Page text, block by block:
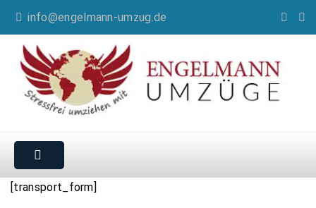
info@engelmann-umzug.de
[transport_form]